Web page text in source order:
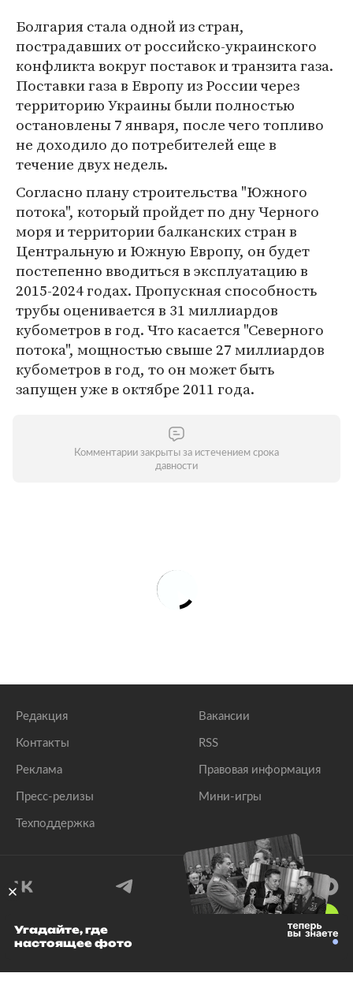
Болгария стала одной из стран,
пострадавших от российско-украинского
конфликта вокруг поставок и транзита газа.
Поставки газа в Европу из России через
территорию Украины были полностью
остановлены 7 января, после чего топливо
не доходило до потребителей еще в
течение двух недель.
Согласно плану строительства "Южного
потока", который пройдет по дну Черного
моря и территории балканских стран в
Центральную и Южную Европу, он будет
постепенно вводиться в эксплуатацию в
2015-2024 годах. Пропускная способность
трубы оценивается в 31 миллиардов
кубометров в год. Что касается "Северного
потока", мощностью свыше 27 миллиардов
кубометров в год, то он может быть
запущен уже в октябре 2011 года.
Комментарии закрыты за истечением срока
давности
Редакция
Контакты
Реклама
Пресс-релизы
Техподдержка
Вакансии
RSS
Правовая информация
Мини-игры
© 1999–2026 Все права защищены.
Угадайте, где
настоящее фото